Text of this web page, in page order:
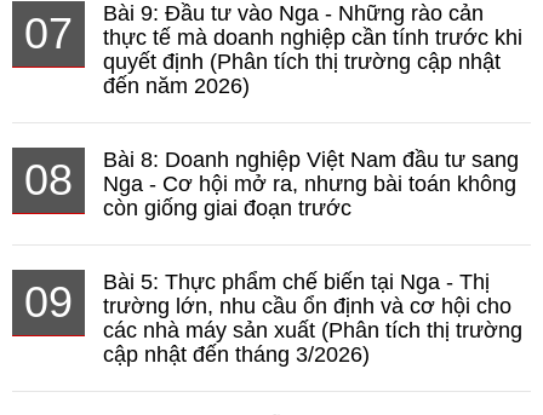
07
Bài 9: Đầu tư vào Nga - Những rào cản
thực tế mà doanh nghiệp cần tính trước khi
quyết định (Phân tích thị trường cập nhật
đến năm 2026)
08
Bài 8: Doanh nghiệp Việt Nam đầu tư sang
Nga - Cơ hội mở ra, nhưng bài toán không
còn giống giai đoạn trước
09
Bài 5: Thực phẩm chế biến tại Nga - Thị
trường lớn, nhu cầu ổn định và cơ hội cho
các nhà máy sản xuất (Phân tích thị trường
cập nhật đến tháng 3/2026)